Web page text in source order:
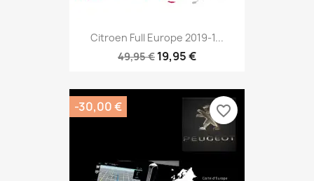
Citroen Full Europe 2019-1...
49,95 € 19,95 €
-30,00 € favorite_border